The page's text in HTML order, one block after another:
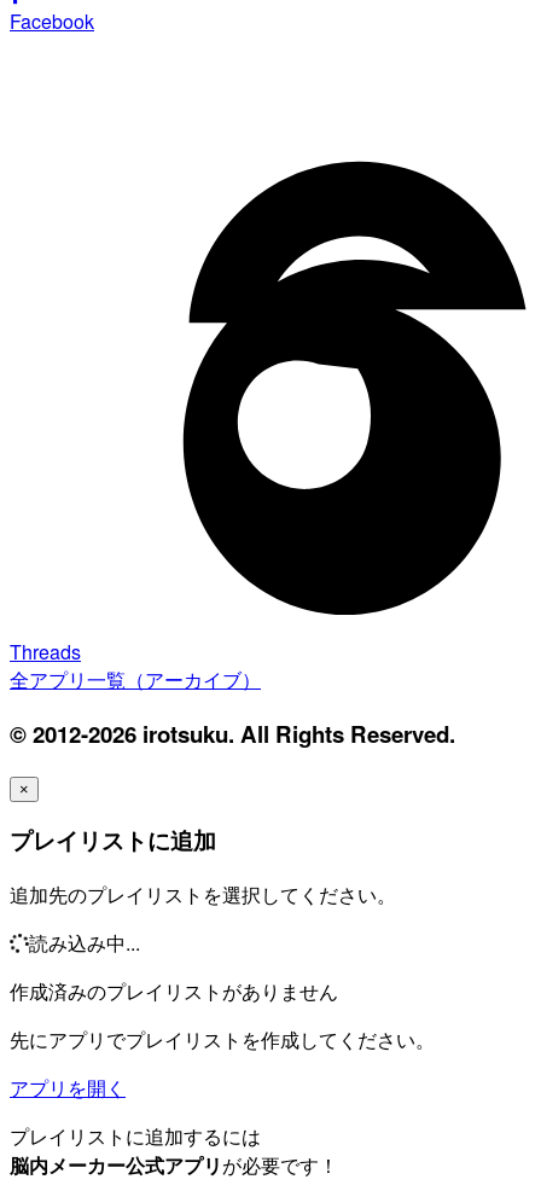
Facebook
Threads
全アプリ一覧（アーカイブ）
© 2012-2026 irotsuku. All Rights Reserved.
×
プレイリストに追加
追加先のプレイリストを選択してください。
読み込み中...
作成済みのプレイリストがありません
先にアプリでプレイリストを作成してください。
アプリを開く
プレイリストに追加するには
脳内メーカー公式アプリが必要です！